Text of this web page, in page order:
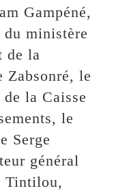
Gampéné,
du ministère
de la
Zabsonré, le
la Caisse
le
Serge
général
Tintilou,